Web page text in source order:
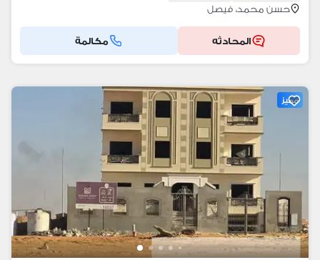
حسن محمد، فيصل
المحادثه مكالمة
مميز